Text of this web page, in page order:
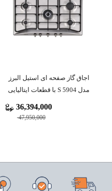
اجاق گاز صفحه ای استیل البرز
مدل S 5904 با قطعات ایتالیایی
47,950,000
36,394,000